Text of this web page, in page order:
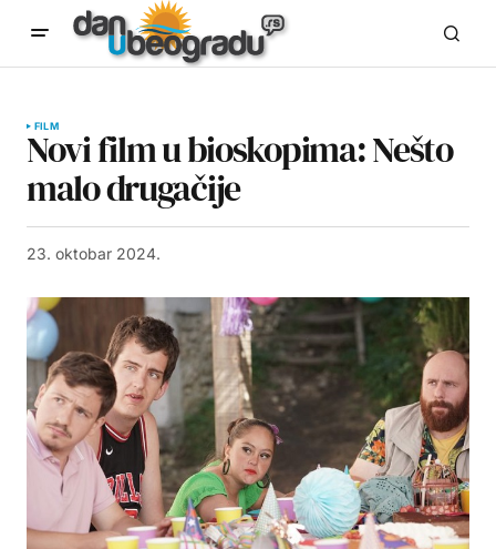
FILM
Novi film u bioskopima: Nešto
malo drugačije
23. oktobar 2024.